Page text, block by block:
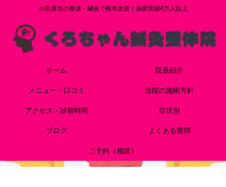
小田原市の整体・鍼灸で根本改善｜施術実績4万人以上
ホーム 院長紹介
メニュー・口コミ 当院の施術方針
アクセス・診察時間 症状別
ブログ よくある質問
ご予約（相談）